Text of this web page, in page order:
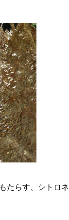
たらす、シトロネ